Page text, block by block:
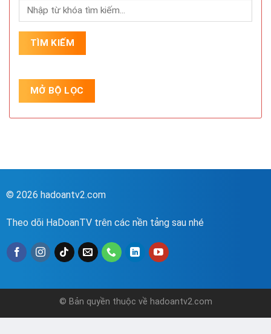
© 2026 hadoantv2.com
Theo dõi HaDoanTV trên các nền tảng sau nhé
© Bản quyền thuộc về hadoantv2.com